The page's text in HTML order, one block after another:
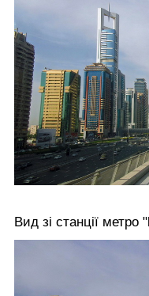
Вид зі станції метро "